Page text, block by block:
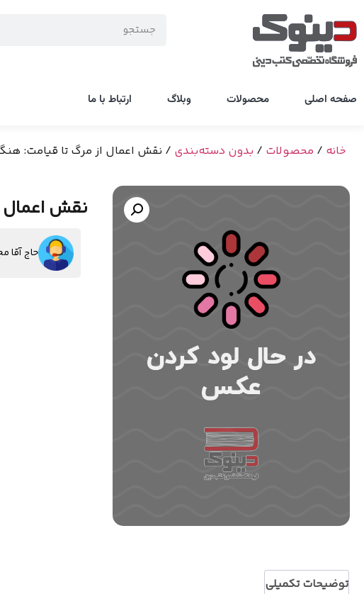
صفحه اصلی محصولات وبلاگ ارتباط با ما
خانه / محصولات / بدون دسته‌بندی / نقش اعمال از مرگ تا قیامت:
نقش اعمال
حاج آقا
توضیحات تکمیلی